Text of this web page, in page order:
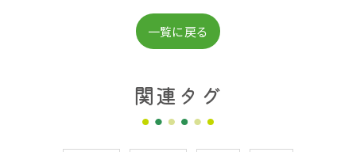
一覧に戻る
関連タグ